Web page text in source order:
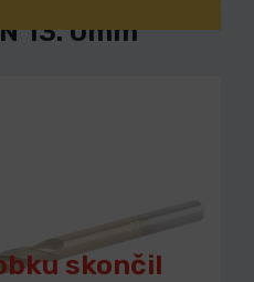
13. 0mm
skončil